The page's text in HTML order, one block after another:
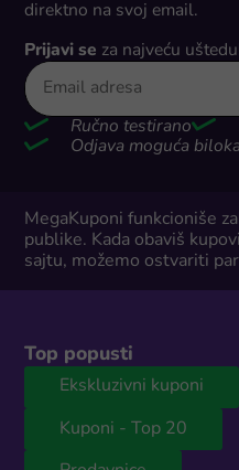
direktno na svoj email.
Prijavi se za najveću
Ručno testirano
Odjava moguća
MegaKuponi funkcioniše
publike. Kada obaviš
sajtu, možemo ostvariti
Top popusti
Ekskluzivni kuponi
Kuponi - Top 20